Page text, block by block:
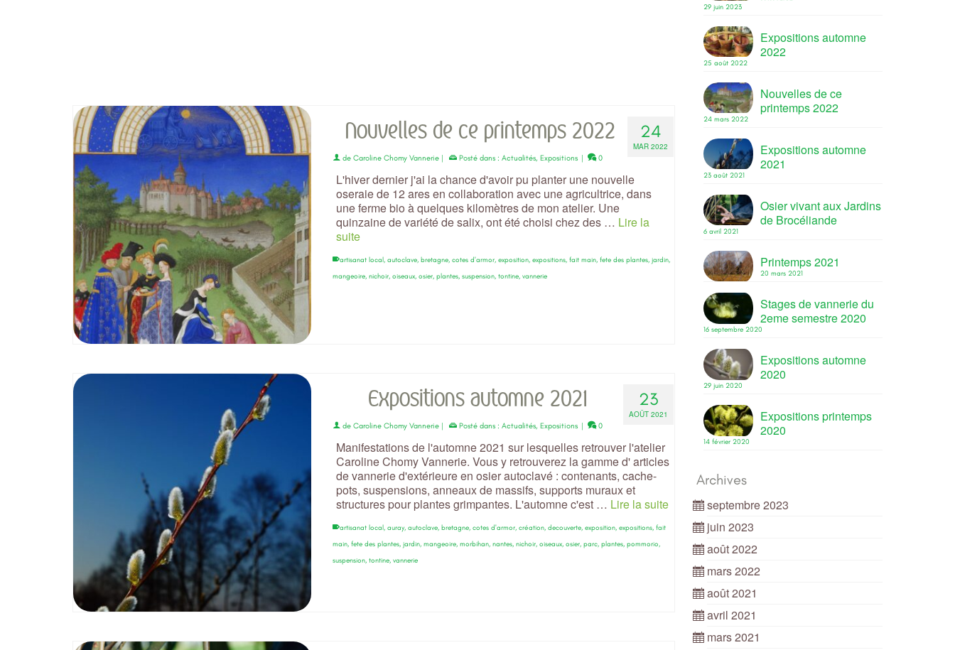
24
MAR 2022
Nouvelles de ce printemps 2022
de Caroline Chomy Vannerie Posté dans : Actualités, Expositions 0
L'hiver dernier j'ai la chance d'avoir pu planter une nouvelle
oseraie de 12 ares en collaboration avec une agricultrice, dans
une ferme bio à quelques kilomètres de mon atelier. Une
quinzaine de variété de salix, ont été choisi chez des … Lire la
suite
artisanat local, autoclave, bretagne, cotes d'armor, exposition, expositions, fait main, fete des plantes, jardin,
mangeoire, nichoir, oiseaux, osier, plantes, suspension, tontine, vannerie
23
AOÛT 2021
Expositions automne 2021
de Caroline Chomy Vannerie Posté dans : Actualités, Expositions 0
Manifestations de l'automne 2021 sur lesquelles retrouver l'atelier
Caroline Chomy Vannerie. Vous y retrouverez la gamme d' articles
de vannerie d'extérieure en osier autoclavé : contenants, cache-
pots, suspensions, anneaux de massifs, supports muraux et
structures pour plantes grimpantes. L'automne c'est … Lire la suite
artisanat local, auray, autoclave, bretagne, cotes d'armor, création, decouverte, exposition, expositions, fait
main, fete des plantes, jardin, mangeoire, morbihan, nantes, nichoir, oiseaux, osier, parc, plantes, pommorio,
suspension, tontine, vannerie
29 juin 2023
Expositions automne
2022
25 août 2022
Nouvelles de ce
printemps 2022
24 mars 2022
Expositions automne
2021
23 août 2021
Osier vivant aux Jardins
de Brocéliande
6 avril 2021
Printemps 2021
20 mars 2021
Stages de vannerie du
2eme semestre 2020
16 septembre 2020
Expositions automne
2020
29 juin 2020
Expositions printemps
2020
14 février 2020
Archives
septembre 2023
juin 2023
août 2022
mars 2022
août 2021
avril 2021
mars 2021